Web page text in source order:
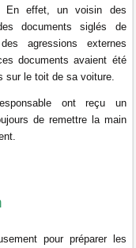
En effet, unvoisin des
documents siglés de
agressions externes
documents avaient été
le toit de sa voiture.
ont reçu un
de remettre la main
pour préparer les